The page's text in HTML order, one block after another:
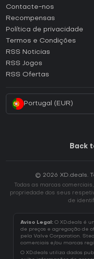
Como ativar uma CD Key
Como ativar uma CD Key
Como ativar uma CD Key
Como ativar uma CD Key
Contacte-nos
Recompensas
Política de privacidade
Termos e Condições
RSS Noticias
RSS Jogos
RSS Ofertas
Portugal (EUR)
Back
© 2026 XD.deals.
Todas as marcas
propriedade dos seus
de
Aviso Legal: O XD.deals é
de preços e agregação de
pela Valve Corporation.
comerciais e/ou marcas
O XD.deals utiliza dados